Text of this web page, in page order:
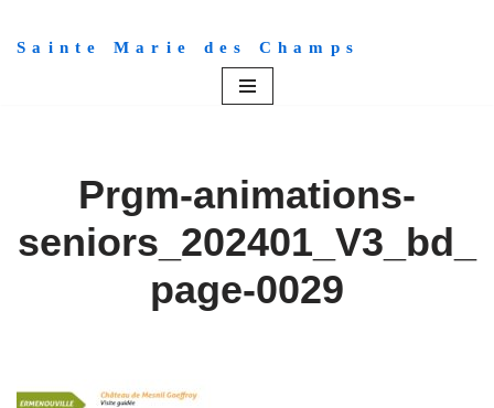
Aller
Sainte Marie des Champs
Prgm-animations-
seniors_202401_V3_bd_
page-0029